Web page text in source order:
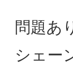
問題あ
シェー